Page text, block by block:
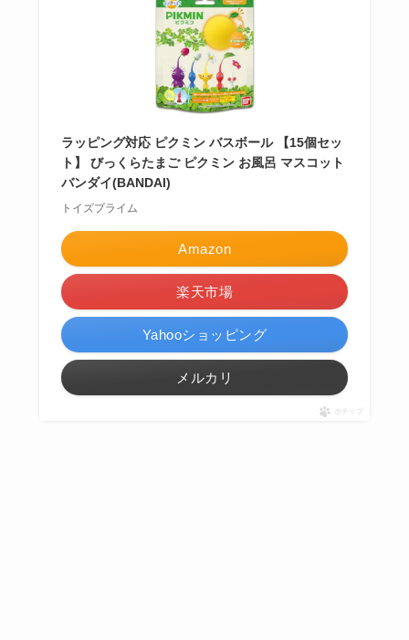
ラッピング対応 ピクミン バスボール 【15個セッ
ト】 びっくらたまご ピクミン お風呂 マスコット
バンダイ(BANDAI)
トイズプライム
Amazon
楽天市場
Yahooショッピング
メルカリ
ポチップ